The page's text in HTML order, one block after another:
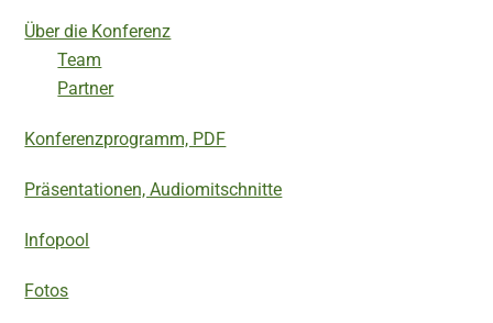
Über die Konferenz
Team
Partner
Konferenzprogramm, PDF
Präsentationen, Audiomitschnitte
Infopool
Fotos